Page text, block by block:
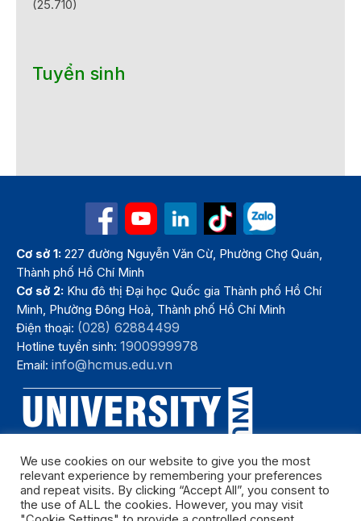
(25.710)
Tuyển sinh
Cơ sở 1: 227 đường Nguyễn Văn Cừ, Phường Chợ Quán,
Thành phố Hồ Chí Minh
Cơ sở 2: Khu đô thị Đại học Quốc gia Thành phố Hồ Chí
Minh, Phường Đông Hoà, Thành phố Hồ Chí Minh
Điện thoại: (028) 62884499
Hotline tuyển sinh:1900999978
Email:info@hcmus.edu.vn
We use cookies on our website to give you the most
relevant experience by remembering your preferences
and repeat visits. By clicking “Accept All”, you consent to
the use of ALL the cookies. However, you may visit